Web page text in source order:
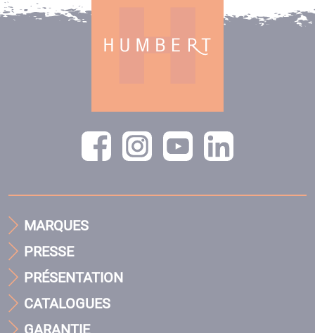
MARQUES
PRESSE
PRÉSENTATION
CATALOGUES
GARANTIE